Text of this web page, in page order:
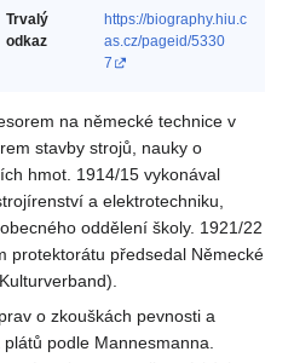
Trvalý
odkaz
https://biography.hiu.c
as.cz/pageid/5330
7
na německé technice v
stavby strojů, nauky o
hmot. 1914/15 vykonával
a elektrotechniku,
oddělení školy. 1921/22
protektorátu předsedal Německé
o zkouškách pevnosti a
podle Mannesmanna.